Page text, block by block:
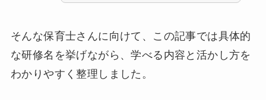
そんな保育士さんに向けて、この記事では具体的
な研修名を挙げながら、学べる内容と活かし方を
わかりやすく整理しました。